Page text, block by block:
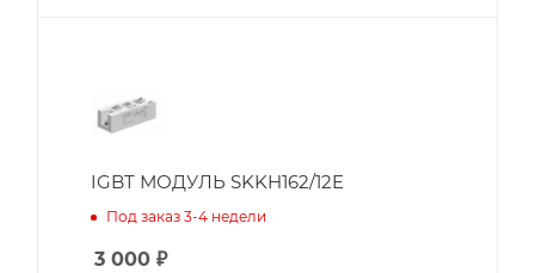
IGBT МОДУЛЬ SKKH162/12E
Под заказ 3-4 недели
3 000 ₽